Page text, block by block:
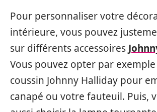
Pour personnaliser votre
intérieure, vous pouvez
sur différents accessoires
Vous pouvez opter par
coussin Johnny Halliday pour
canapé ou votre fauteuil. Puis,